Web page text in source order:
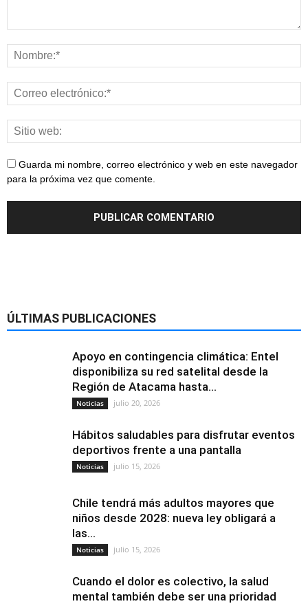
Guarda mi nombre, correo electrónico y web en este navegador
para la próxima vez que comente.
ÚLTIMAS PUBLICACIONES
Apoyo en contingencia climática: Entel
disponibiliza su red satelital desde la
Región de Atacama hasta...
Noticias julio 20, 2026
Hábitos saludables para disfrutar eventos
deportivos frente a una pantalla
Noticias julio 15, 2026
Chile tendrá más adultos mayores que
niños desde 2028: nueva ley obligará a
las...
Noticias julio 15, 2026
Cuando el dolor es colectivo, la salud
mental también debe ser una prioridad